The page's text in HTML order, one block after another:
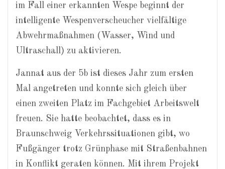
im Fall einer erkannten Wespe beginnt der
intelligente Wespenverscheucher vielfältige
Abwehrmaßnahmen (Wasser, Wind und
Ultraschall) zu aktivieren.
Jannat aus der 5b ist dieses Jahr zum ersten
Mal angetreten und konnte sich gleich über
einen zweiten Platz im Fachgebiet Arbeitswelt
freuen. Sie hatte beobachtet, dass es in
Braunschweig Verkehrssituationen gibt, wo
Fußgänger trotz Grünphase mit Straßenbahnen
in Konflikt geraten können. Mit ihrem Projekt